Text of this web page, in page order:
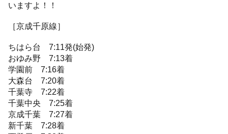
いますよ！！
［京成千原線］
ちはら台 7:11発(始発)
おゆみ野 7:13着
学園前 7:16着
大森台 7:20着
千葉寺 7:22着
千葉中央 7:25着
京成千葉 7:27着
新千葉 7:28着